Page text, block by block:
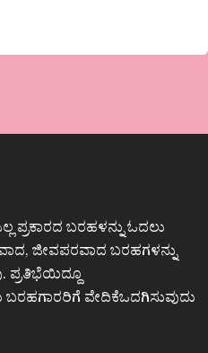
ಪ್ರಕಾರದ ಬರಹಳನ್ನು ಓದಲು
ಜೀವಪರವಾದ ಬರಹಗಳನ್ನು
ಪ್ರತಿಭೆಯಿದ್ದೂ
ವೇದಿಕೆಒದಗಿಸುವುದು